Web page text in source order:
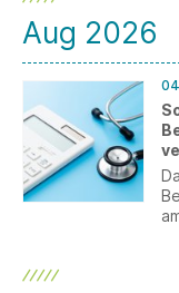
Aug 2026